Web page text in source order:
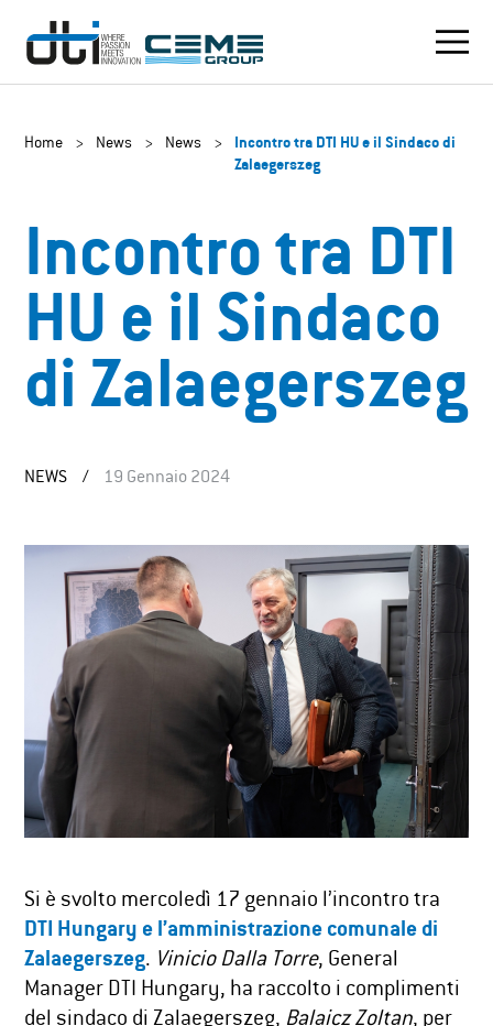
Home > News > News >
Incontro tra DTI HU e il Sindaco di
Zalaegerszeg
Incontro tra DTI
HU e il Sindaco
di Zalaegerszeg
NEWS / 19 Gennaio 2024
Si è svolto mercoledì 17 gennaio l’incontro tra
DTI Hungary e l’amministrazione comunale di
Zalaegerszeg. Vinicio Dalla Torre, General
Manager DTI Hungary, ha raccolto i complimenti
del sindaco di Zalaegerszeg, Balaicz Zoltan, per